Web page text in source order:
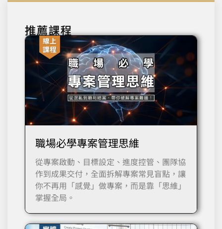
推薦課程
職場必學專案管理思維
從專案啟動、目標設定、進度控管、團隊協
作到成果交付，全面拆解專案常見盲點，讓
你不再用「感覺」做專案，而是靠「思維」
掌握全局。